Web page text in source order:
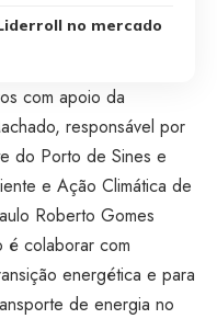
no mercado
com apoio da
responsável por
do Porto de Sines e
e Ação Climática de
Roberto Gomes
é colaborar com
energética e para
de energia no